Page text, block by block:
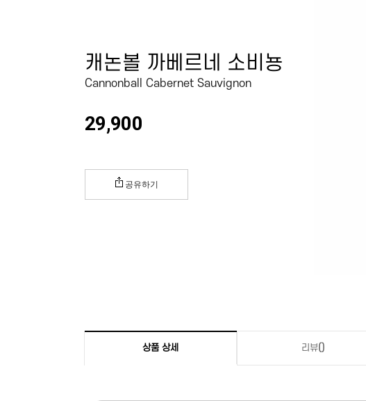
캐논볼 까베르네 소비뇽
Cannonball Cabernet Sauvignon
29,900
공유하기
상품 상세 리뷰()